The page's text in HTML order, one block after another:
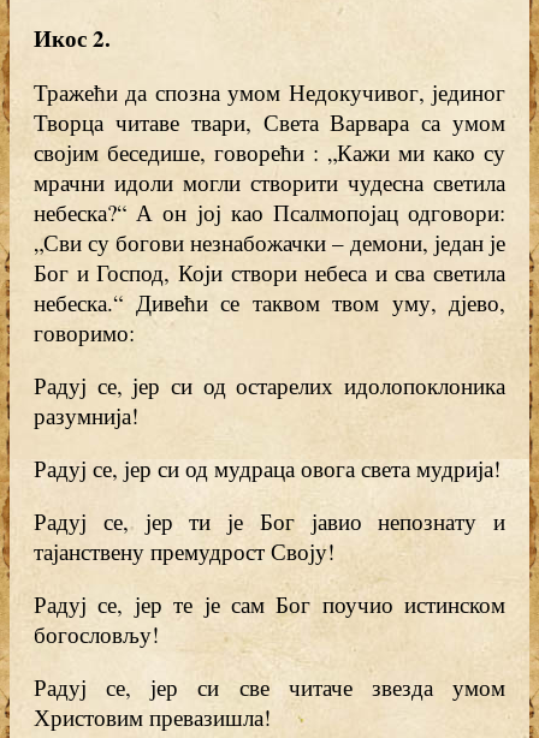
Икос 2.
Тражећи да спозна умом Недокучивог, јединог
Творца читаве твари, Света Варвара са умом
својим беседише, говорећи : „Кажи ми како су
мрачни идоли могли створити чудесна светила
небеска?“ А он јој као Псалмопојац одговори:
„Сви су богови незнабожачки – демони, један је
Бог и Господ, Који створи небеса и сва светила
небеска.“ Дивећи се таквом твом уму, дјево,
говоримо:
Радуј се, јер си од остарелих идолопоклоника
разумнија!
Радуј се, јер си од мудраца овога света мудрија!
Радуј се, јер ти је Бог јавио непознату и
тајанствену премудрост Своју!
Радуј се, јер те је сам Бог поучио истинском
богословљу!
Радуј се, јер си све читаче звезда умом
Христовим превазишла!